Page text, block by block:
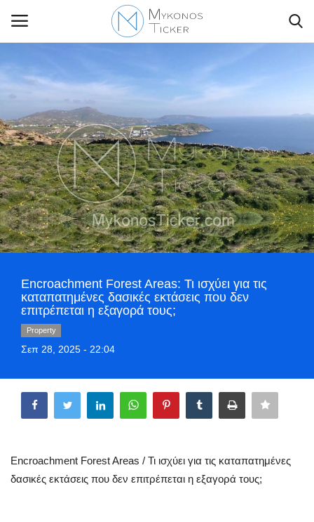
Contact Us
Politique
Business
Travel
World
Style Adorés
Greece
Arts & Culture
Encroachment Forest Areas: Τι ισχύει για τις
καταπατημένες δασικές εκτάσεις που δεν
επιτρέπεται η εξαγορά τους;
Property
Σεπ 28, 2025 - 22:04
Encroachment Forest Areas / Τι ισχύει για τις καταπατημένες
δασικές εκτάσεις που δεν επιτρέπεται η εξαγορά τους;